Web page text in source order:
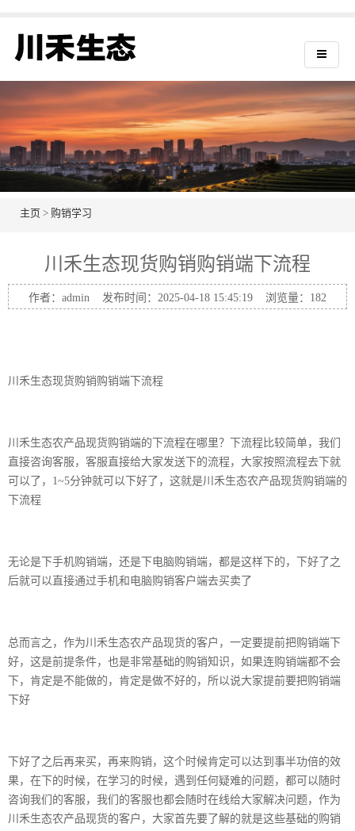
主页 > 购销学习
川禾生态现货购销购销端下流程
作者：admin 发布时间：2025-04-18 15:45:19 浏览量： 182
川禾生态现货购销购销端下流程
川禾生态农产品现货购销端的下流程在哪里？下流程比较简单，我们
直接咨询客服，客服直接给大家发送下的流程，大家按照流程去下就
可以了，1~5分钟就可以下好了，这就是川禾生态农产品现货购销端的
下流程
无论是下手机购销端，还是下电脑购销端，都是这样下的，下好了之
后就可以直接通过手机和电脑购销客户端去买卖了
总而言之，作为川禾生态农产品现货的客户，一定要提前把购销端下
好，这是前提条件，也是非常基础的购销知识，如果连购销端都不会
下，肯定是不能做的，肯定是做不好的，所以说大家提前要把购销端
下好
下好了之后再来买，再来购销，这个时候肯定可以达到事半功倍的效
果，在下的时候，在学习的时候，遇到任何疑难的问题，都可以随时
咨询我们的客服，我们的客服也都会随时在线给大家解决问题，作为
川禾生态农产品现货的客户，大家首先要了解的就是这些基础的购销